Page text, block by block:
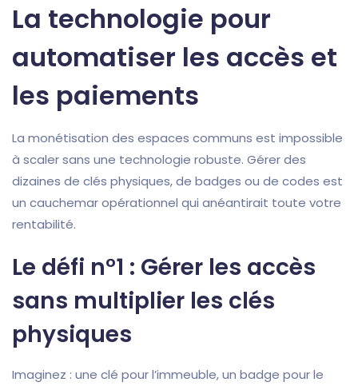
La technologie pour
automatiser les accès et
les paiements
La monétisation des espaces communs est impossible
à scaler sans une technologie robuste. Gérer des
dizaines de clés physiques, de badges ou de codes est
un cauchemar opérationnel qui anéantirait toute votre
rentabilité.
Le défi n°1 : Gérer les accès
sans multiplier les clés
physiques
Imaginez : une clé pour l’immeuble, un badge pour le